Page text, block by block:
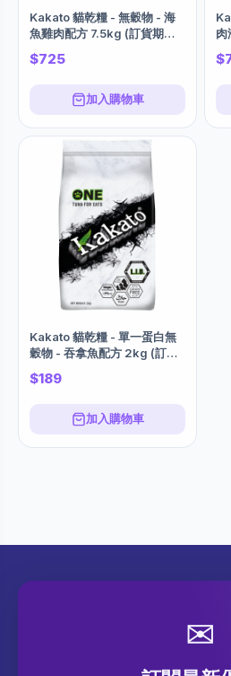
Kakato 貓乾糧 - 無穀物 - 海
魚雞肉配方 7.5kg (訂貨期大
約7-14個工作日)
$725
加入購物車
肉
Kakato 貓乾糧 - 單一蛋白無
穀物 - 吞拿魚配方 2kg (訂貨
期大約7-14個工作日)
$189
加入購物車
✉